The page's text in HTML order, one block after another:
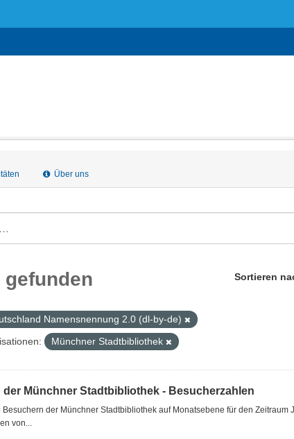
Über uns
Sortieren
gefunden
Namensnennung 2.0 (dl-by-de)
Münchner Stadtbibliothek
Münchner Stadtbibliothek - Besucherzahlen
Besuchern der Münchner Stadtbibliothek auf Monatsebene für den Zeitraum
von...